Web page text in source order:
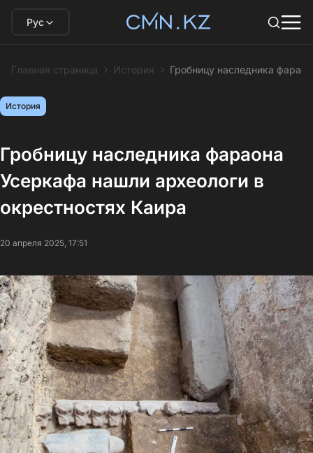
Рус
Главная страница История Гробницу наследника
История
Гробницу наследника фараона
Усеркафа нашли археологи в
окрестностях Каира
20 апреля 2025, 17:51